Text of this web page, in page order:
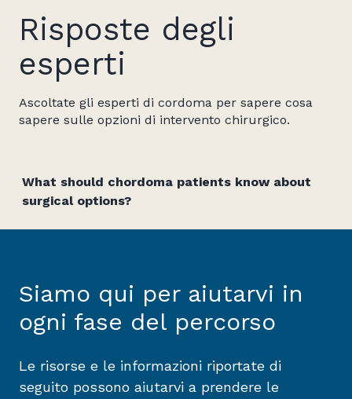
Risposte degli
esperti
Ascoltate gli esperti di cordoma per sapere cosa
sapere sulle opzioni di intervento chirurgico.
What should chordoma patients know about
surgical options?
Siamo qui per aiutarvi in
ogni fase del percorso
Le risorse e le informazioni riportate di
seguito possono aiutarvi a prendere le